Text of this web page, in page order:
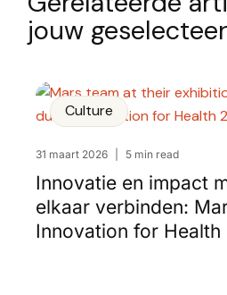
jouw
Culture
31 maart 2026 5 min read
Innovatie en impact
elkaar verbinden:
Innovation for Health